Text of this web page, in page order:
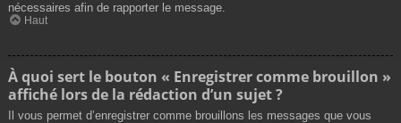
nécessaires afin de rapporter le message.
Haut
À quoi sert le bouton « Enregistrer comme brouillon »
affiché lors de la rédaction d’un sujet ?
Il vous permet d’enregistrer comme brouillons les messages que vous